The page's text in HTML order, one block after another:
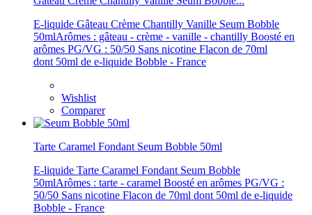
E-liquide Gâteau Crème Chantilly Vanille Seum Bobble
50mlArômes : gâteau - crème - vanille - chantilly Boosté en
arômes PG/VG : 50/50 Sans nicotine Flacon de 70ml
dont 50ml de e-liquide Bobble - France
Wishlist
Comparer
Tarte Caramel Fondant Seum Bobble 50ml
E-liquide Tarte Caramel Fondant Seum Bobble
50mlArômes : tarte - caramel Boosté en arômes PG/VG :
50/50 Sans nicotine Flacon de 70ml dont 50ml de e-liquide
Bobble - France